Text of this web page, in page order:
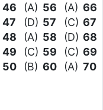
46 (A) 56 (A) 66
47 (D) 57 (C) 67
48 (A) 58 (D) 68
49 (C) 59 (C) 69
50 (B) 60 (A) 70